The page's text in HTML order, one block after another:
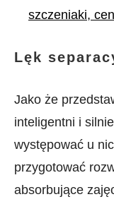
szczeniaki,
Lęk
Jako że
inteligentni i
występować u
przygotować
absorbujące